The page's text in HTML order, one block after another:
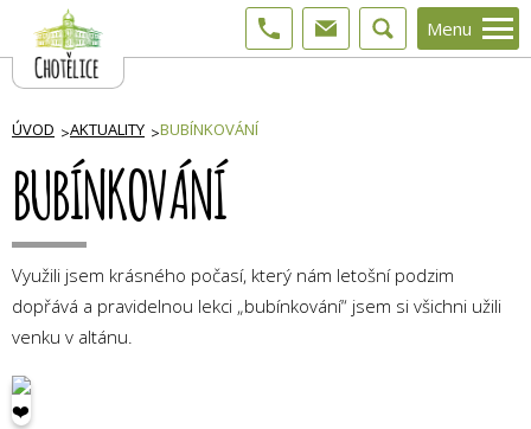
Menu
ÚVOD AKTUALITY BUBÍNKOVÁNÍ
BUBÍNKOVÁNÍ
Využili jsem krásného počasí, který nám letošní podzim
dopřává a pravidelnou lekci „bubínkování“ jsem si všichni užili
venku v altánu.